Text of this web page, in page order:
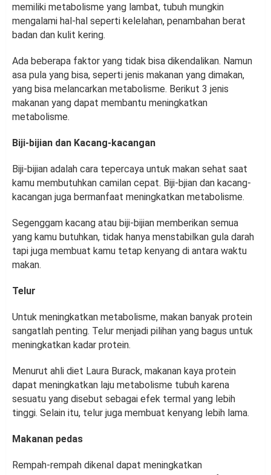
memiliki metabolisme yang lambat, tubuh mungkin
mengalami hal-hal seperti kelelahan, penambahan berat
badan dan kulit kering.
Ada beberapa faktor yang tidak bisa dikendalikan. Namun
asa pula yang bisa, seperti jenis makanan yang dimakan,
yang bisa melancarkan metabolisme. Berikut 3 jenis
makanan yang dapat membantu meningkatkan
metabolisme.
Biji-bijian dan Kacang-kacangan
Biji-bijian adalah cara tepercaya untuk makan sehat saat
kamu membutuhkan camilan cepat. Biji-bjian dan kacang-
kacangan juga bermanfaat meningkatkan metabolisme.
Segenggam kacang atau biji-bijian memberikan semua
yang kamu butuhkan, tidak hanya menstabilkan gula darah
tapi juga membuat kamu tetap kenyang di antara waktu
makan.
Telur
Untuk meningkatkan metabolisme, makan banyak protein
sangatlah penting. Telur menjadi pilihan yang bagus untuk
meningkatkan kadar protein.
Menurut ahli diet Laura Burack, makanan kaya protein
dapat meningkatkan laju metabolisme tubuh karena
sesuatu yang disebut sebagai efek termal yang lebih
tinggi. Selain itu, telur juga membuat kenyang lebih lama.
Makanan pedas
Rempah-rempah dikenal dapat meningkatkan